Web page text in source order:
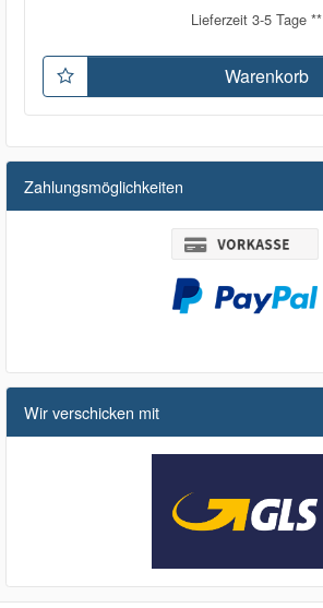
Lieferzeit 3-5 Tage **
Warenkorb
Zahlungsmöglichkeiten
Wir verschicken mit